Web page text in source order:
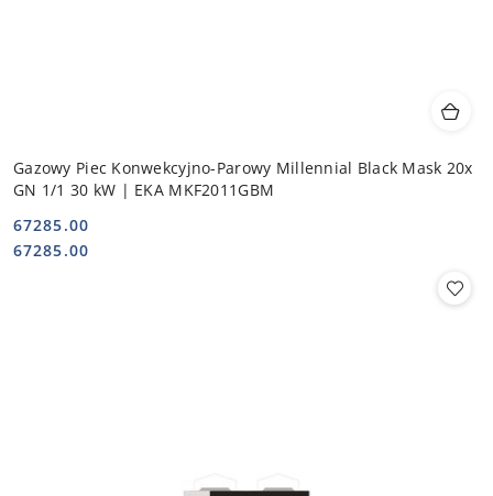
Gazowy Piec Konwekcyjno-Parowy Millennial Black Mask 20x
GN 1/1 30 kW | EKA MKF2011GBM
Cena:
67285.00
Cena:
67285.00